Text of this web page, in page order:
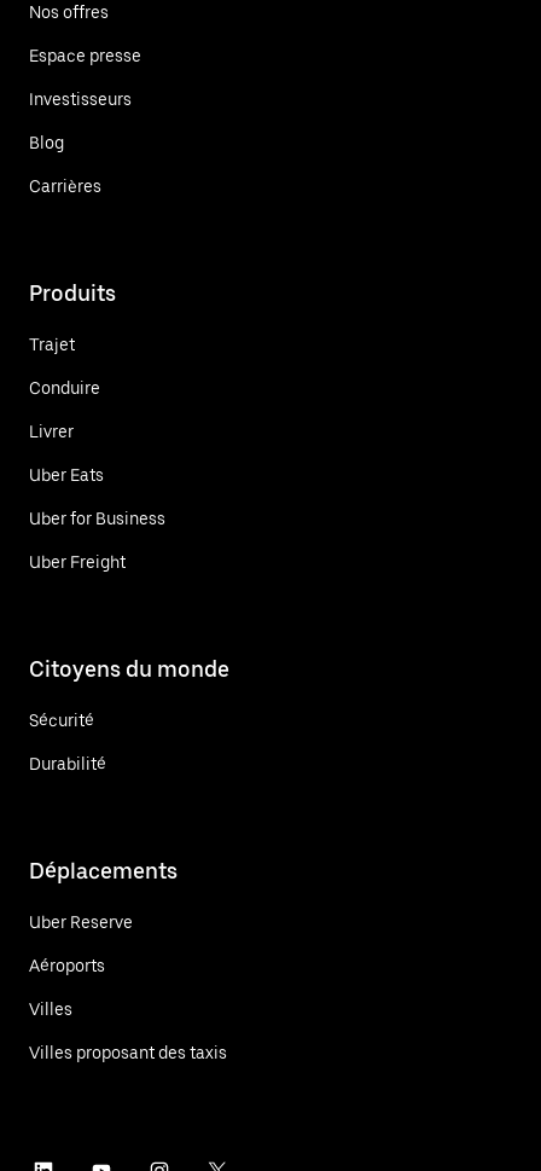
Nos offres
Espace presse
Investisseurs
Blog
Carrières
Produits
Trajet
Conduire
Livrer
Uber Eats
Uber for Business
Uber Freight
Citoyens du monde
Sécurité
Durabilité
Déplacements
Uber Reserve
Aéroports
Villes
Villes proposant des taxis